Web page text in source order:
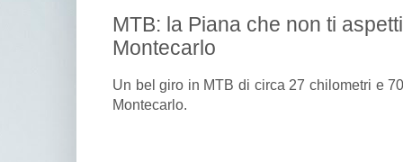
MTB: la Piana che non ti
Montecarlo
Un bel giro in MTB di circa 27 chilometri e
Montecarlo.